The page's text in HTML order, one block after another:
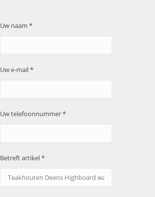
Uw naam *
Uw e-mail *
Uw telefoonnummer *
Betreft artikel *